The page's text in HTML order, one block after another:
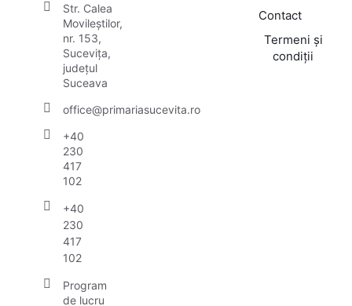
Str. Calea
Movileștilor,
nr. 153,
Sucevița,
județul
Suceava
office@primariasucevita.ro
+40
230
417
102
+40
230
417
102
Program
de lucru
Contact
Termeni și
condiții